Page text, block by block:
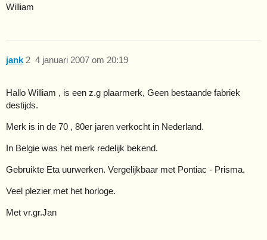
William
jank 4 januari 2007 om 20:19
2
Hallo William , is een z.g plaarmerk, Geen bestaande fabriek
destijds.
Merk is in de 70 , 80er jaren verkocht in Nederland.
In Belgie was het merk redelijk bekend.
Gebruikte Eta uurwerken. Vergelijkbaar met Pontiac - Prisma.
Veel plezier met het horloge.
Met vr.gr.Jan